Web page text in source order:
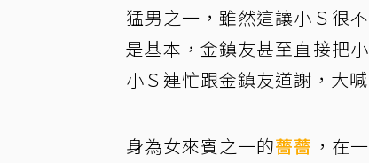
猛男之一，雖然這讓小Ｓ很
是基本，金鎮友甚至直接把
小Ｓ連忙跟金鎮友道謝，大
身為女來賓之一的薔薔 ，在